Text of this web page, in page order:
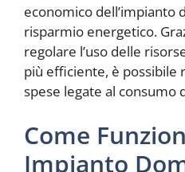
economico dell’impianto
risparmio energetico.
regolare l’uso delle
più efficiente, è
spese legate al consumo
Come
Impianto